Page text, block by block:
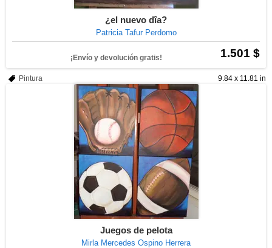
¿el nuevo dîa?
Patricia Tafur Perdomo
1.501 $
¡Envío y devolución gratis!
9.84 x 11.81 in
Pintura
Juegos de pelota
Mirla Mercedes Ospino Herrera